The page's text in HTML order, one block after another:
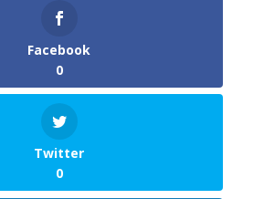
Facebook
0
Twitter
0